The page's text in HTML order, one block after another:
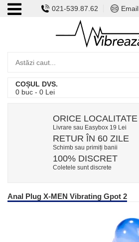
021-539.87.62 Email
COȘUL DVS.
0 buc - 0 Lei
ORICE LOCALITATE
Livrare sau Easybox 19 Lei
RETUR ÎN 60 ZILE
Schimb sau primiți banii
100% DISCRET
Coletele sunt discrete
Anal Plug X-MEN Vibrating Gpot 2